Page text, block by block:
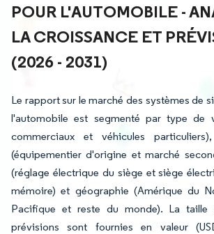
POUR L'AUTOMOBILE -
LA CROISSANCE ET
(2026 - 2031)
Le rapport sur le marché des systèmes de
l'automobile est segmenté par type de
commerciaux et véhicules
(équipementier d'origine et marché
(réglage électrique du siège et siège
mémoire) et géographie (Amérique du
Pacifique et reste du monde). La
prévisions sont fournies en valeur